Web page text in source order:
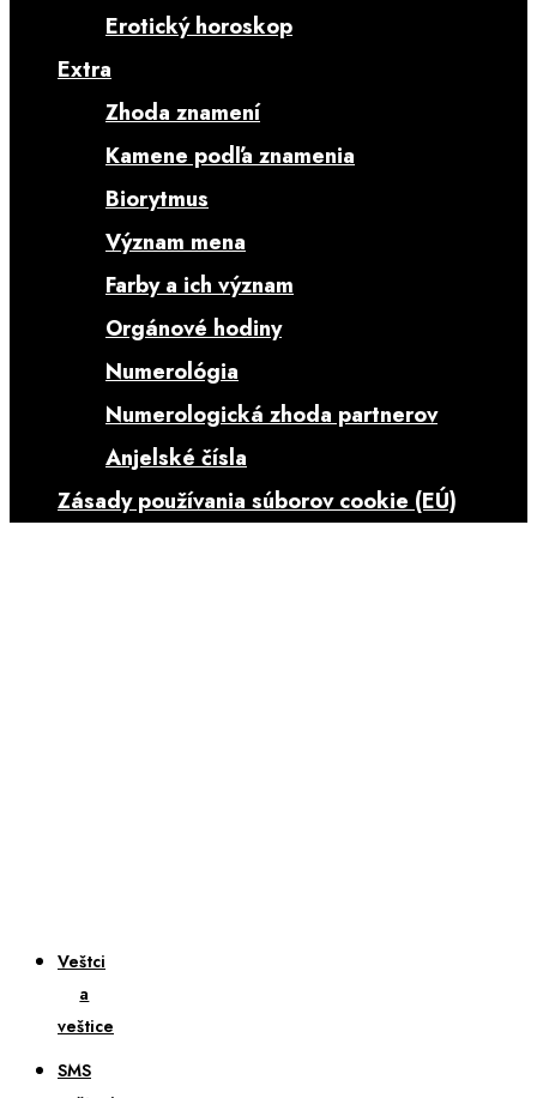
Erotický horoskop
Extra
Zhoda znamení
Kamene podľa znamenia
Biorytmus
Význam mena
Farby a ich význam
Orgánové hodiny
Numerológia
Numerologická zhoda partnerov
Anjelské čísla
Zásady používania súborov cookie (EÚ)
Veštci
a
veštice
SMS